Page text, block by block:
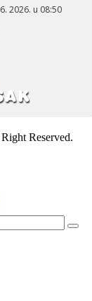
Reserved.